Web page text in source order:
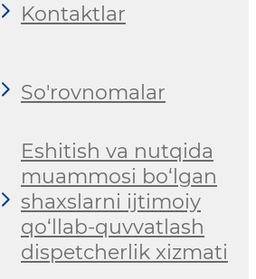
Kontaktlar
So'rovnomalar
Eshitish va nutqida
muammosi bo‘lgan
shaxslarni ijtimoiy
qo‘llab-quvvatlash
dispetcherlik xizmati